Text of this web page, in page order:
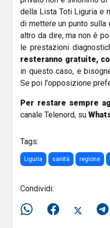
della Lista Toti Liguria e
di mettere un punto
altro da dire, ma non è
le prestazioni
resteranno gratuite,
in questo caso, e
Se poi l'opposizione
Per restare sempre
canale Telenord, su
Tags:
Liguria sanità regione
Condividi: